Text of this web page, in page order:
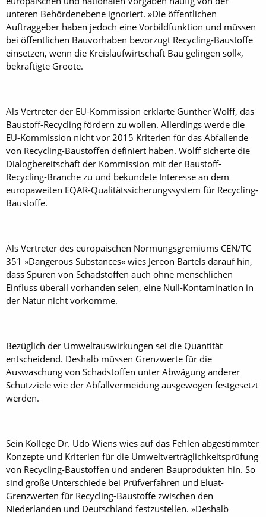
unteren Behördenebene ignoriert. »Die öffentlichen
Auftraggeber haben jedoch eine Vorbildfunktion und müssen
bei ­öffentlichen Bauvorhaben bevorzugt Recycling-Baustoffe
einsetzen, wenn die Kreislaufwirtschaft Bau gelingen soll«,
bekräftigte Groote.
Als Vertreter der EU-Kommission erklärte Gunther Wolff, das
Baustoff-Recycling fördern zu wollen. Allerdings werde die
EU-Kommission nicht vor 2015 Kriterien für das Abfallende
von Recycling-Baustoffen definiert haben. Wolff sicherte die
Dialogbereitschaft der Kommission mit der Baustoff-
Recycling-Branche zu und bekundete Interesse an dem
europaweiten EQAR-Qualitätssicherungssystem für Recycling-
Baustoffe.
Als Vertreter des europäischen Normungsgremiums CEN/TC
351 »Dangerous Substances« wies Jereon Bartels darauf hin,
dass Spuren von Schadstoffen auch ohne menschlichen
Einfluss überall vorhanden seien, eine Null-Kontamination in
der Natur nicht vorkomme.
Bezüglich der Umweltauswirkungen sei die Quantität
entscheidend. Deshalb müssen Grenzwerte für die
Auswaschung von Schadstoffen unter Abwägung anderer
Schutzziele wie der Abfallvermeidung ausgewogen festgesetzt
werden.
Sein Kollege Dr. Udo Wiens wies auf das Fehlen abgestimmter
Konzepte und Kriterien für die Umweltverträglichkeitsprüfung
von Recycling-Baustoffen und anderen Bauprodukten hin. So
sind große Unterschiede bei Prüfverfahren und Eluat-
Grenzwerten für Recycling-Baustoffe zwischen den
Niederlanden und Deutschland festzustellen. »Deshalb